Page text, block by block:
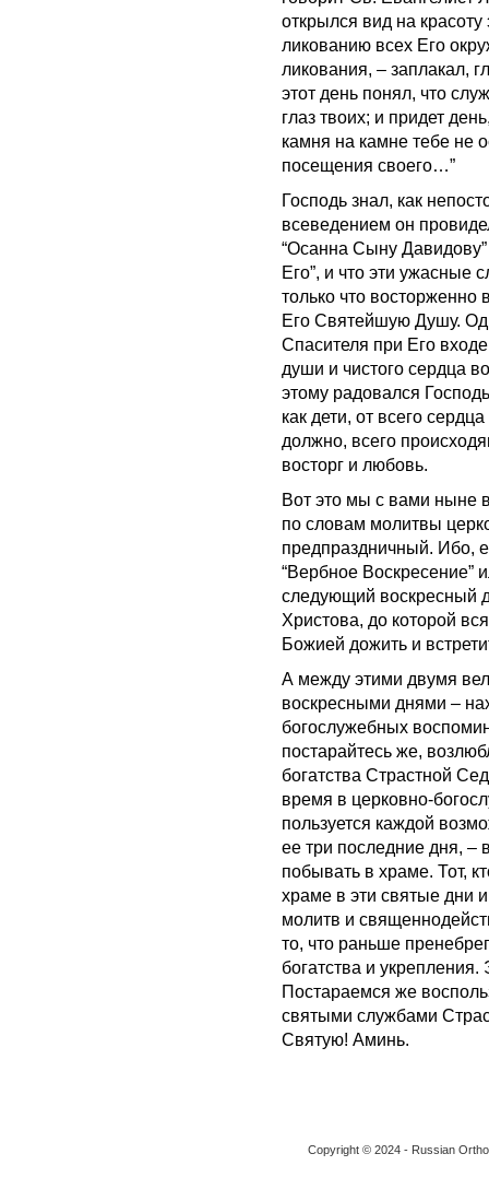
открылся вид на
ликованию всех Его
ликования, – заплакал,
этот день понял, что
глаз твоих; и придет
камня на камне тебе не
посещения своего…”
Господь знал, как
всеведением он
“Осанна Сыну
Его”, и что эти ужасные
только что восторженно
Его Святейшую Душу.
Спасителя при Его
души и чистого сердца
этому радовался
как дети, от всего
должно, всего
восторг и любовь.
Вот это мы с вами ныне
по словам молитвы
предпраздничный. Ибо,
“Вербное Воскресение”
следующий воскресный
Христова, до которой
Божией дожить и
А между этими двумя
воскресными днями –
богослужебных
постарайтесь же,
богатства Страстной
время в церковно-
пользуется каждой
ее три последние дня, –
побывать в храме. Тот,
храме в эти святые дни
молитв и
то, что раньше
богатства и
Постараемся же
святыми службами
Святую! Аминь.
Copyright © 2024 - Russian